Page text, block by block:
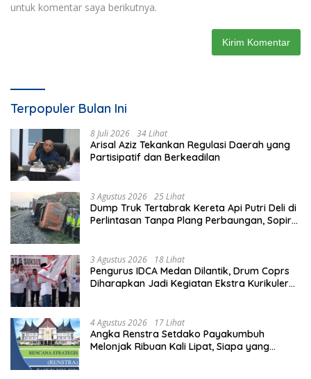
untuk komentar saya berikutnya.
Terpopuler Bulan Ini
8 Juli 2026 34 Lihat
Arisal Aziz Tekankan Regulasi Daerah yang
Partisipatif dan Berkeadilan
3 Agustus 2026 25 Lihat
Dump Truk Tertabrak Kereta Api Putri Deli di
Perlintasan Tanpa Plang Perbaungan, Sopir
3 Agustus 2026 18 Lihat
Pengurus IDCA Medan Dilantik, Drum Coprs
Diharapkan Jadi Kegiatan Ekstra Kurikuler
4 Agustus 2026 17 Lihat
Angka Renstra Setdako Payakumbuh
Melonjak Ribuan Kali Lipat, Siapa yang